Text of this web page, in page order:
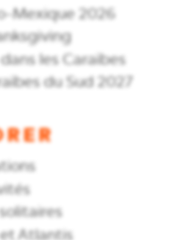
Mexique 2026
les Caraïbes
du Sud 2027
Atlantis